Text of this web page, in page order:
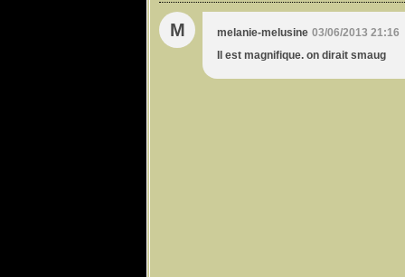
M melanie-melusine 03/06/2013 21:16
Il est magnifique. on dirait smaug